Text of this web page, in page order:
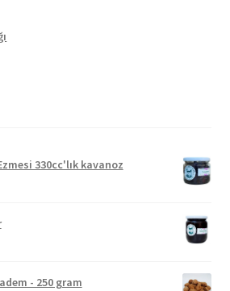
330cc'lık kavanoz
- 250 gram